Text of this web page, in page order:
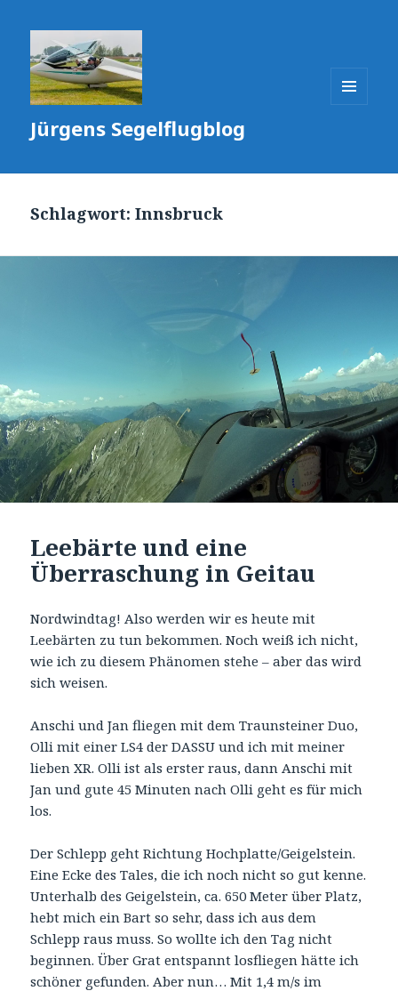
Jürgens Segelflugblog
Schlagwort:Innsbruck
Leebärte und eine
Überraschung in Geitau
Nordwindtag! Also werden wir es heute mit
Leebärten zu tun bekommen. Noch weiß ich nicht,
wie ich zu diesem Phänomen stehe – aber das wird
sich weisen.
Anschi und Jan fliegen mit dem Traunsteiner Duo,
Olli mit einer LS4 der DASSU und ich mit meiner
lieben XR. Olli ist als erster raus, dann Anschi mit
Jan und gute 45 Minuten nach Olli geht es für mich
los.
Der Schlepp geht Richtung Hochplatte/Geigelstein.
Eine Ecke des Tales, die ich noch nicht so gut kenne.
Unterhalb des Geigelstein, ca. 650 Meter über Platz,
hebt mich ein Bart so sehr, dass ich aus dem
Schlepp raus muss. So wollte ich den Tag nicht
beginnen. Über Grat entspannt losfliegen hätte ich
schöner gefunden. Aber nun… Mit 1,4 m/s im